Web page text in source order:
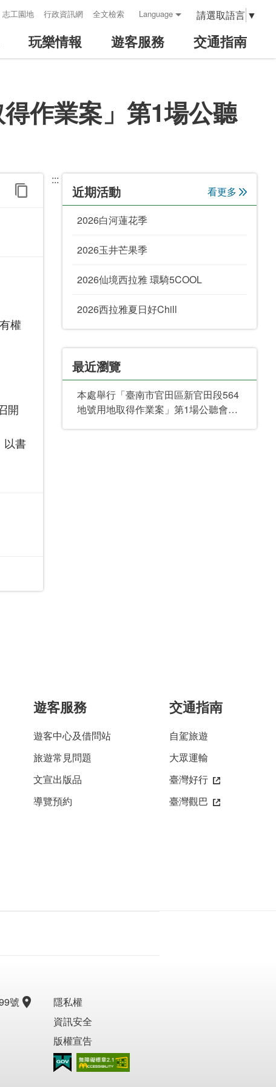
志工園地 行政資訊網 全文檢索 Language 請選取語言 ▼
玩樂情報 遊客服務 交通指南
作業案」第1場公聽
權
開
以書
:::
近期活動 看更多
2026白河蓮花季
2026玉井芒果季
2026仙境西拉雅 環騎5COOL
2026西拉雅夏日好Chill
最近瀏覽
本處舉行「臺南市官田區新官田段564
地號用地取得作業案」第1場公聽會，
遊客服務
遊客中心及借問站
旅遊常見問題
文宣出版品
導覽預約
交通指南
自駕旅遊
大眾運輸
臺灣好行
臺灣觀巴
號
隱私權
資訊安全
版權宣告